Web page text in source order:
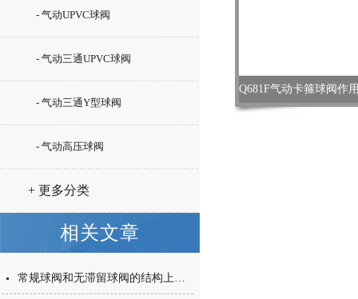
- 气动UPVC球阀
- 气动三通UPVC球阀
- 气动三通Y型球阀
- 气动高压球阀
+ 更多分类
相关文章
常规球阀和无滞留球阀的结构上的区别是什么？